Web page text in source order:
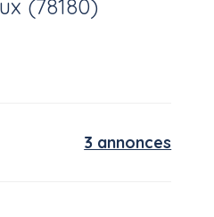
(78180)
3 annonces